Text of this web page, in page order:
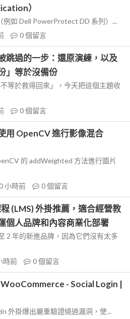
）
如 Dell PowerProtect DD 系列）...
0個留言
跳過的一步：還原演練，以及
」等於沒備份
等於救得回來」，今天把這個主題收
0個留言
用 OpenCV 進行影像混合
的 addWeighted 方法進行圖片
小時前 0個留言
(LMS) 外掛推薦，適合經營教
個人品牌和內容商業化部署
2 年的新進品牌，因為它們沒有太多
時前 0個留言
- Social Login |
外掛爆出嚴重驗證繞過漏洞，使...